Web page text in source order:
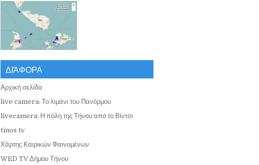
ΔΙΆΦΟΡΑ
Αρχική σελίδα
live camera: Το λιμάνι του Πανόρμου
livecamera: Η πόλη της Τήνου από το Βίντσι
tinos tv
Χάρτης Καιρικών Φαινομένων
WED TV Δήμου Τήνου